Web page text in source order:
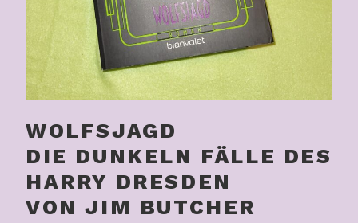
WOLFSJAGD
DIE DUNKELN FÄLLE DES
HARRY DRESDEN
VON JIM BUTCHER